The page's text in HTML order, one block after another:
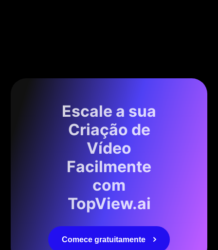
Escale a sua
Criação de
Vídeo
Facilmente
com
TopView.ai
Comece gratuitamente